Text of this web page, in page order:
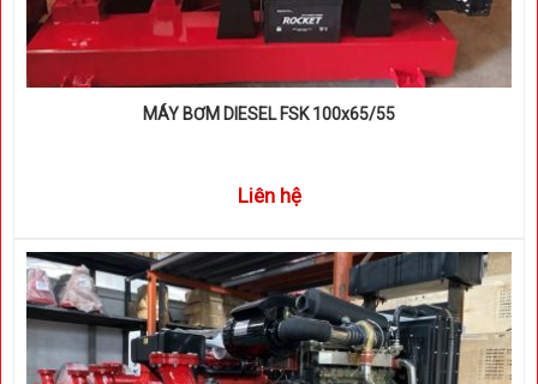
MÁY BƠM DIESEL FSK 100x65/55
Liên hệ